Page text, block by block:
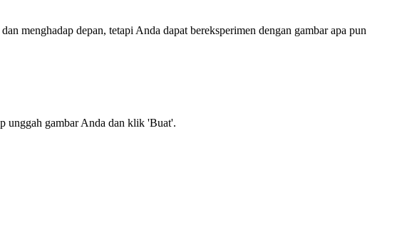
menghadap depan, tetapi Anda dapat bereksperimen dengan gambar apa pun
unggah gambar Anda dan klik 'Buat'.